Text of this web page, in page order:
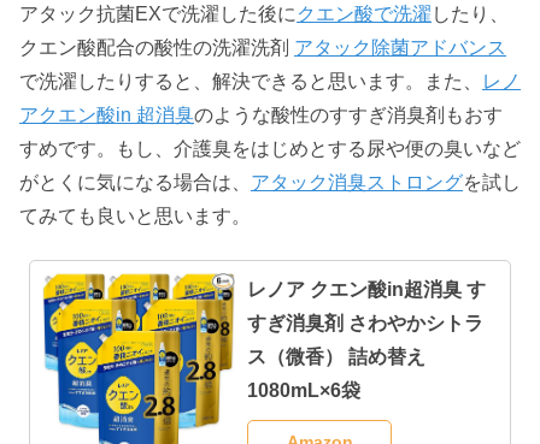
アタック抗菌EXで洗濯した後に クエン酸で洗濯 したり、
クエン酸配合の酸性の洗濯洗剤 アタック除菌アドバンス
で洗濯したりすると、解決できると思います。また、
レノ
アクエン酸in 超消臭のような酸性のすすぎ消臭剤もおす
すめです。もし、介護臭をはじめとする尿や便の臭いなど
がとくに気になる場合は、 アタック消臭ストロングを試し
てみても良いと思います。
レノア クエン酸in超消臭 す
すぎ消臭剤 さわやかシトラ
ス（微香） 詰め替え
1080mL×6袋